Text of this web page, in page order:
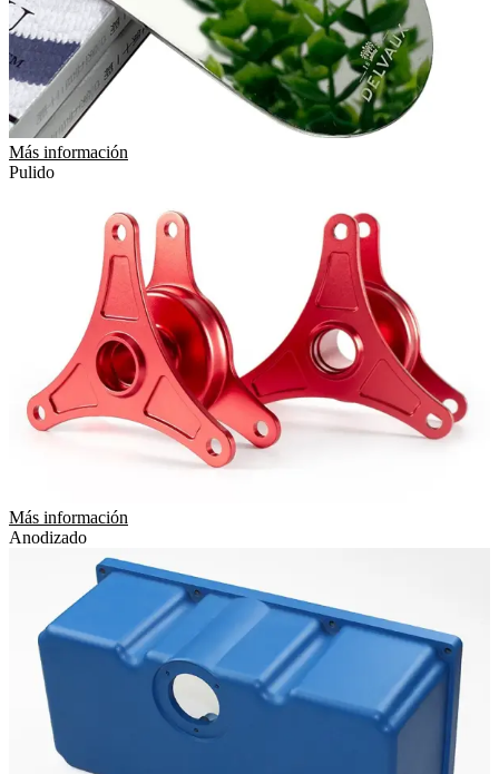
Más información
Pulido
Más información
Anodizado